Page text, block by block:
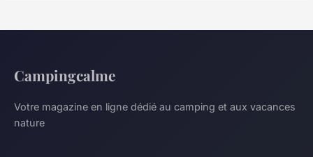
Campingcalme
Votre magazine en ligne dédié au camping et aux vacances
nature